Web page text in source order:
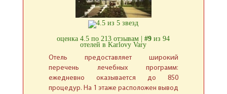
оценка 4.5 по 213 отзывам |#9 из 94
отелей в Karlovy Vary
Отель предоставляет широкий
перечень лечебных программ:
ежедневно оказывается до 850
процедур. На 1 этаже расположен вывод